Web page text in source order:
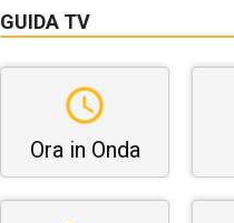
GUIDA TV
Ora in Onda